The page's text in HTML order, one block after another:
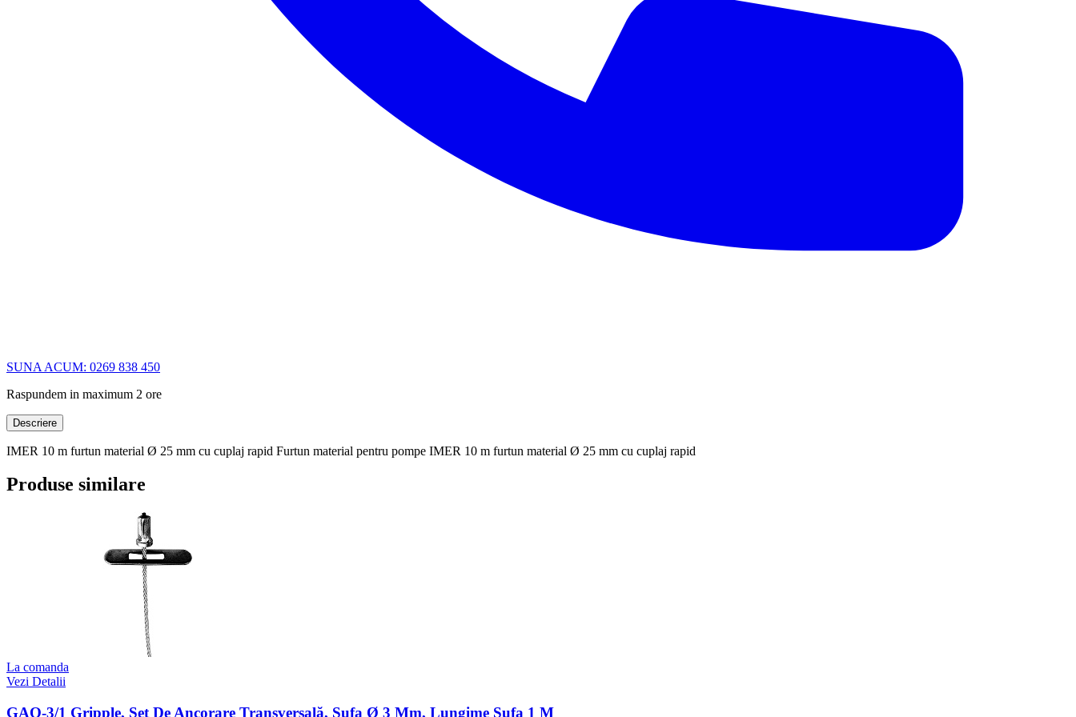
SUNA ACUM: 0269 838 450
Raspundem in maximum 2 ore
Descriere
IMER 10 m furtun material Ø 25 mm cu cuplaj rapid Furtun material pentru pompe IMER 10 m furtun material Ø 25 mm cu cuplaj rapid
Produse similare
La comanda
Vezi Detalii
GAQ-3/1 Gripple, Set De Ancorare Transversală, Sufa Ø 3 Mm, Lungime Sufa 1 M